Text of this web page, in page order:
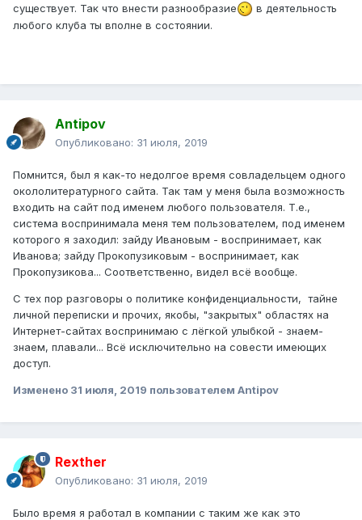
существует. Так что внести разнообразие
в деятельность
любого клуба ты вполне в состоянии.
Antipov
Опубликовано: 31 июля, 2019
Помнится, был я как-то недолгое время совладельцем одного
окололитературного сайта. Так там у меня была возможность
входить на сайт под именем любого пользователя. Т.е.,
система воспринимала меня тем пользователем, под именем
которого я заходил: зайду Ивановым - воспринимает, как
Иванова; зайду Прокопузиковым - воспринимает, как
Прокопузикова... Соответственно, видел всё вообще.
С тех пор разговоры о политике конфиденциальности, тайне
личной переписки и прочих, якобы, "закрытых" областях на
Интернет-сайтах воспринимаю с лёгкой улыбкой - знаем-
знаем, плавали... Всё исключительно на совести имеющих
доступ.
Изменено 31 июля, 2019 пользователем Antipov
Rexther
Опубликовано: 31 июля, 2019
Было время я работал в компании с таким же как это